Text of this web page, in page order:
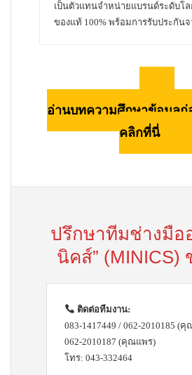
เป็นตัวแทนจำหน่ายแบรนด์ระดับโล
ของแท้ 100% พร้อมการรับประกัน
อ่านบทความศึกษาข้อมูล
คลิกที่นี่
ปรึกษาทีมช่างมือ
นิคส์” (MINICS)
ติดต่อทีมงาน:
083-1417449 / 062-2010185 (คุ
062-2010187 (คุณแพร)
โทร: 043-332464